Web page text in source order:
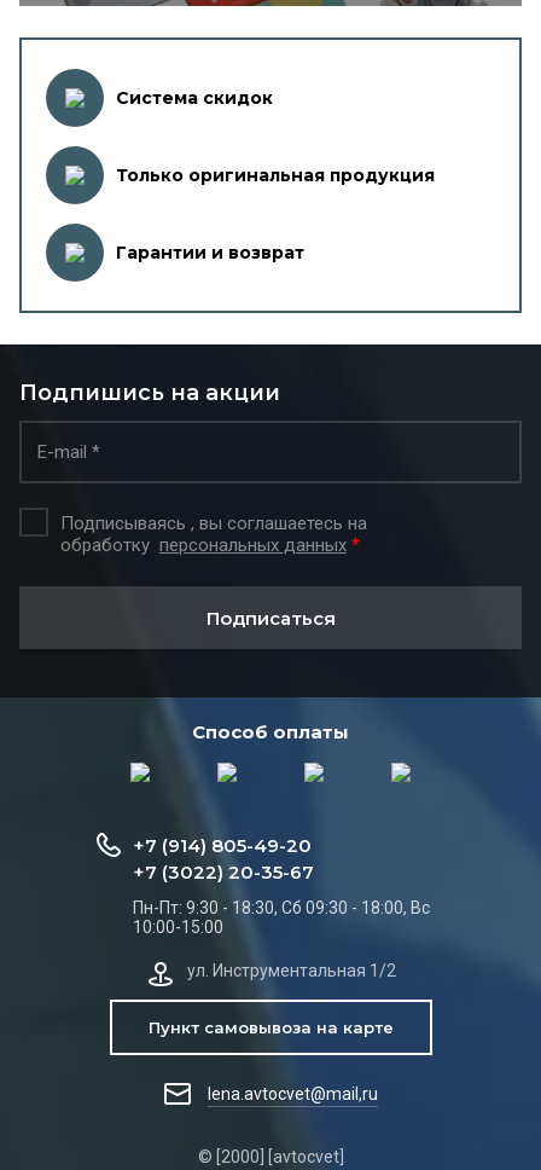
Система скидок
Только оригинальная продукция
Гарантии и возврат
Подпишись на акции
Подписываясь , вы соглашаетесь на
обработку персональных данных *
Подписаться
Способ оплаты
© [2000] [avtocvet]
+7 (914) 805-49-20
+7 (3022) 20-35-67
Пн-Пт: 9:30 - 18:30, Сб 09:30 - 18:00, Вс
10:00-15:00
ул. Инструментальная 1/2
Пункт самовывоза на карте
lena.avtocvet@mail,ru